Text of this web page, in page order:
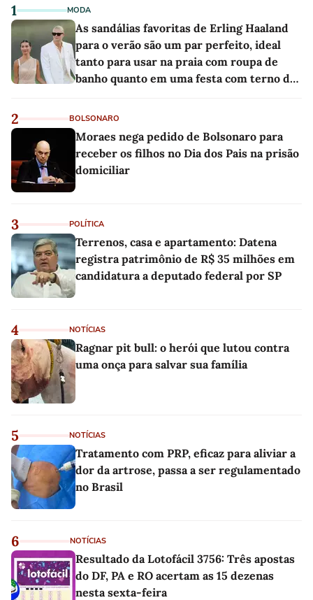
1 MODA
As sandálias favoritas de Erling Haaland
para o verão são um par perfeito, ideal
tanto para usar na praia com roupa de
banho quanto em uma festa com terno de
2 BOLSONARO
Moraes nega pedido de Bolsonaro para
receber os filhos no Dia dos Pais na prisão
domiciliar
3 POLÍTICA
Terrenos, casa e apartamento: Datena
registra patrimônio de R$ 35 milhões em
candidatura a deputado federal por SP
4 NOTÍCIAS
Ragnar pit bull: o herói que lutou contra
uma onça para salvar sua família
5 NOTÍCIAS
Tratamento com PRP, eficaz para aliviar a
dor da artrose, passa a ser regulamentado
no Brasil
6 NOTÍCIAS
Resultado da Lotofácil 3756: Três apostas
do DF, PA e RO acertam as 15 dezenas
nesta sexta-feira